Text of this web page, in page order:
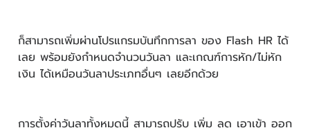
ก็สามารถเพิ่มผ่านโปรแกรมบันทึกการลา ของ Flash HR ได้
เลย พร้อมยังกำหนดจำนวนวันลา และเกณฑ์การหัก/ไม่หัก
เงิน ได้เหมือนวันลาประเภทอื่นๆ เลยอีกด้วย
การตั้งค่าวันลาทั้งหมดนี้ สามารถปรับ เพิ่ม ลด เอาเข้า ออก